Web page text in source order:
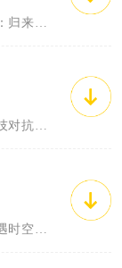
简介：大乱斗主打多人即时轻竞技对抗，单局时长控制在五到十分钟，适配碎片化游玩时间。...